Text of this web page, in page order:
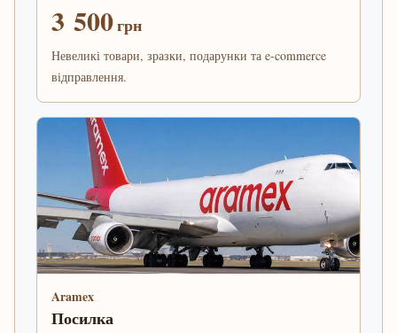
3 500грн
Невеликі товари, зразки, подарунки та e-commerce
відправлення.
Aramex
Посилка